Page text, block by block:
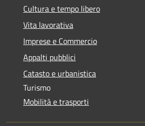
Cultura e tempo libero
Vita lavorativa
Imprese e Commercio
Appalti pubblici
Catasto e urbanistica
Turismo
Mobilità e trasporti